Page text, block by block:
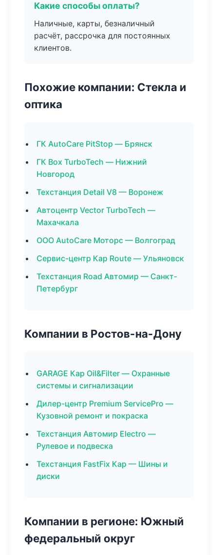
Какие способы оплаты?
Наличные, карты, безналичный
расчёт, рассрочка для постоянных
клиентов.
Похожие компании: Стекла и
оптика
ГК AutoCare PitStop — Брянск
ГК Box TurboTech — Нижний
Новгород
Техстанция Detail V8 — Воронеж
Автоцентр Vector TurboTech —
Махачкала
ООО AutoCare Моторс — Волгоград
Сервис-центр Кар Route — Ульяновск
Техстанция Road Автомир — Санкт-
Петербург
Компании в Ростов-на-Дону
GARAGE Кар Oil&Filter — Охранные
системы и сигнализации
Дилер-центр Premium ServicePro —
Кузовной ремонт и покраска
Техстанция Автомир Electro —
Рулевое и подвеска
Техстанция FastFix Кар — Шины и
диски
Компании в регионе: Южный
федеральный округ